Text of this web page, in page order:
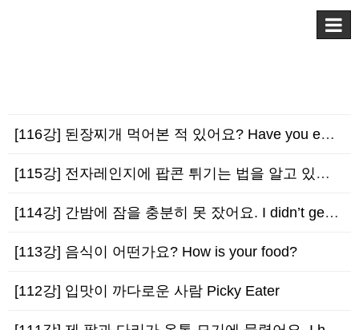
[116강] 된장찌개 먹어본 적 있어요? Have you ever tried Doenjan…
[115강] 전자레인지에 팝콘 튀기는 법을 알고 있어요. I know how to micr…
[114강] 간밤에 잠을 충분히 못 잤어요. I didn’t get enough sleep…
[113강] 음식이 어떤가요? How is your food?
[112강] 입맛이 까다로운 사람 Picky Eater